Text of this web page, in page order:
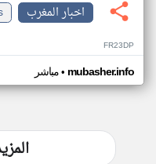
اخبار المغرب
FR23DP
مباشر• mubasher.info